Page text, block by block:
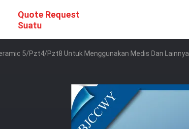
Quote Request
Suatu
5/pzt4/pzt8 Untuk Menggunakan Medis Dan Lainnya